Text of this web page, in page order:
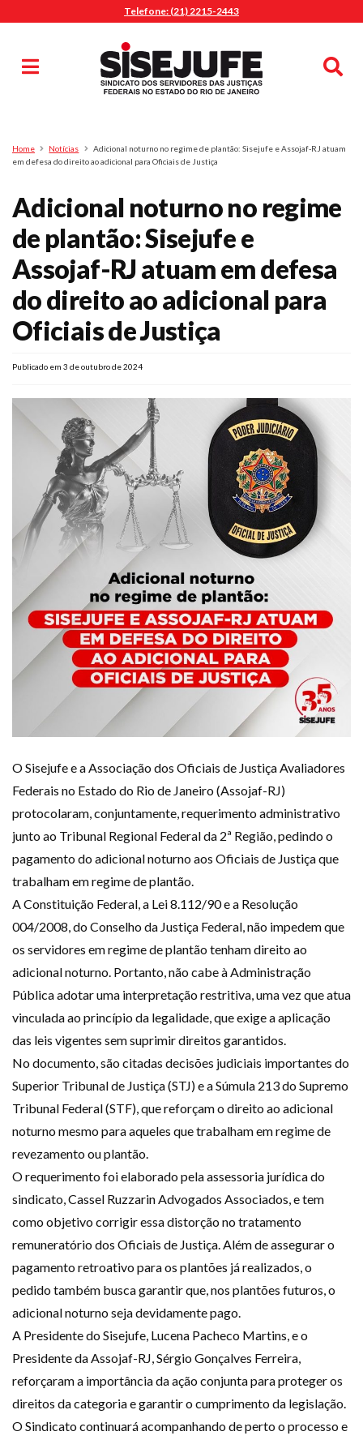
Telefone: (21) 2215-2443
Pesquisa
Home Notícias
Adicional noturno no regime de plantão: Sisejufe e Assojaf-RJ atuam
em defesa do direito ao adicional para Oficiais de Justiça
Adicional noturno no regime
de plantão: Sisejufe e
Assojaf-RJ atuam em defesa
do direito ao adicional para
Oficiais de Justiça
Publicado em 3 de outubro de 2024
O Sisejufe e a Associação dos Oficiais de Justiça Avaliadores
Federais no Estado do Rio de Janeiro (Assojaf-RJ)
protocolaram, conjuntamente, requerimento administrativo
junto ao Tribunal Regional Federal da 2ª Região, pedindo o
pagamento do adicional noturno aos Oficiais de Justiça que
trabalham em regime de plantão.
A Constituição Federal, a Lei 8.112/90 e a Resolução
004/2008, do Conselho da Justiça Federal, não impedem que
os servidores em regime de plantão tenham direito ao
adicional noturno. Portanto, não cabe à Administração
Pública adotar uma interpretação restritiva, uma vez que atua
vinculada ao princípio da legalidade, que exige a aplicação
das leis vigentes sem suprimir direitos garantidos.
No documento, são citadas decisões judiciais importantes do
Superior Tribunal de Justiça (STJ) e a Súmula 213 do Supremo
Tribunal Federal (STF), que reforçam o direito ao adicional
noturno mesmo para aqueles que trabalham em regime de
revezamento ou plantão.
O requerimento foi elaborado pela assessoria jurídica do
sindicato, Cassel Ruzzarin Advogados Associados, e tem
como objetivo corrigir essa distorção no tratamento
remuneratório dos Oficiais de Justiça. Além de assegurar o
pagamento retroativo para os plantões já realizados, o
pedido também busca garantir que, nos plantões futuros, o
adicional noturno seja devidamente pago.
A Presidente do Sisejufe, Lucena Pacheco Martins, e o
Presidente da Assojaf-RJ, Sérgio Gonçalves Ferreira,
reforçaram a importância da ação conjunta para proteger os
direitos da categoria e garantir o cumprimento da legislação.
O Sindicato continuará acompanhando de perto o processo e
MENU
Sindicalize-se
Jurídico
O Sindicato
Agenda
Casa do Alto
Sede Campestre
Nossos Convênios
Gympass Wellhub
Assistência Funeral
Pós-graduação
FacebookInstagramTwitter Youtube TikTok Whatsapp